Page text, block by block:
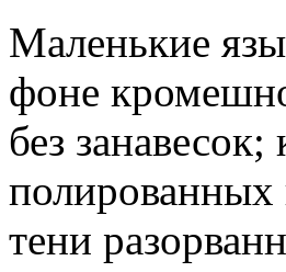
Маленькие
фоне
без
полированных
тени